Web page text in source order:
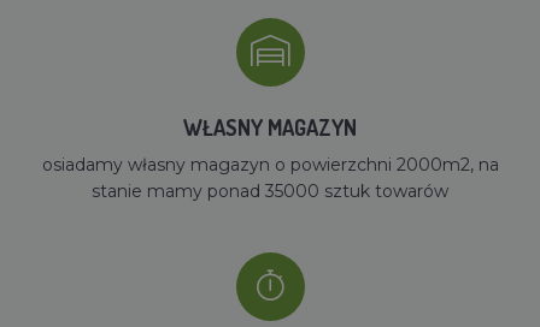
WŁASNY MAGAZYN
osiadamy własny magazyn o powierzchni 2000m2, na
stanie mamy ponad 35000 sztuk towarów